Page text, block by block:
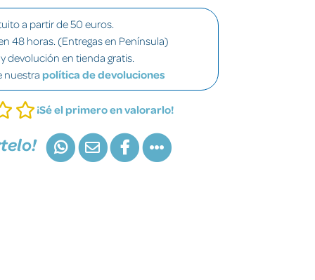
a partir de 50 euros.
48 horas. (Entregas en Península)
devolución en tienda gratis.
nuestra política de devoluciones
¡Sé el primero en valorarlo!